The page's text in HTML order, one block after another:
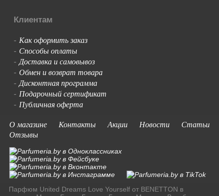
Клиентам
- Как оформить заказ
- Способы оплаты
-Доставка и самовывоз
- Обмен и возврат товара
-Дисконтная программа
- Подарочный сертификат
- Публичная оферта
О магазине
Контакты Акции Новости
Статьи
Отзывы
Парфюм United Dreams Love Yourself от BENETTON в